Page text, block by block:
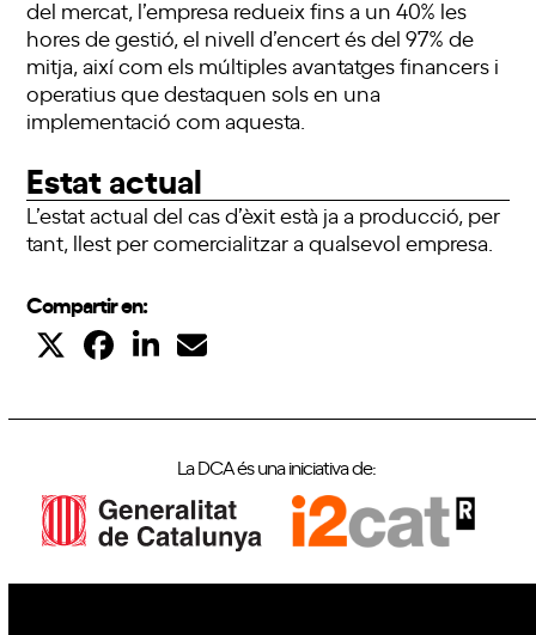
del mercat, l’empresa redueix fins a un 40% les
hores de gestió, el nivell d’encert és del 97% de
mitja, així com els múltiples avantatges financers i
operatius que destaquen sols en una
implementació com aquesta.
Estat actual
L’estat actual del cas d’èxit està ja a producció, per
tant, llest per comercialitzar a qualsevol empresa.
Compartir en:
La DCA és una iniciativa de: